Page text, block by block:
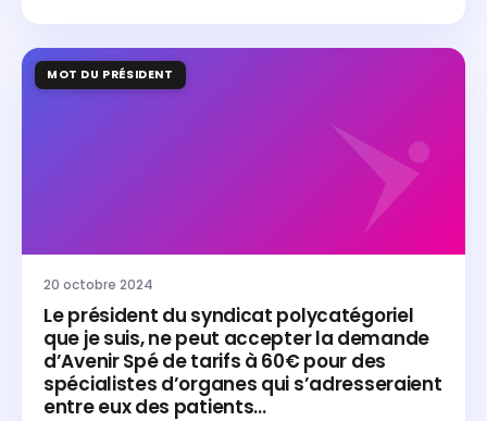
MOT DU PRÉSIDENT
20 octobre 2024
Le président du syndicat polycatégoriel
que je suis, ne peut accepter la demande
d’Avenir Spé de tarifs à 60€ pour des
spécialistes d’organes qui s’adresseraient
entre eux des patients…